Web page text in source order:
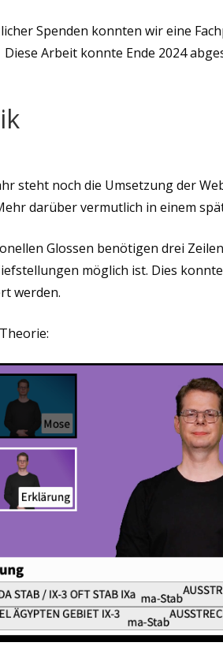
Spenden konnten wir eine
Arbeit konnte Ende 2024
steht noch die Umsetzung der
darüber vermutlich in einem
Glossen benötigen drei
möglich ist. Dies
werden.